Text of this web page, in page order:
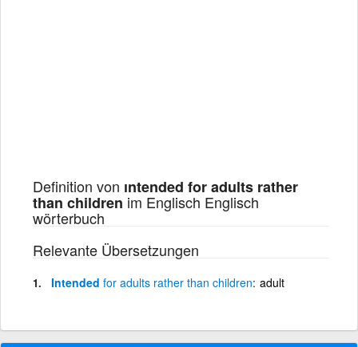
Definition von ıntended for adults rather
than children im Englisch Englisch
wörterbuch
Relevante Übersetzungen
Intended for adults rather than children adult